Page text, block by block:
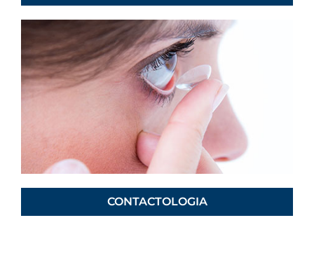
CONTACTOLOGIA